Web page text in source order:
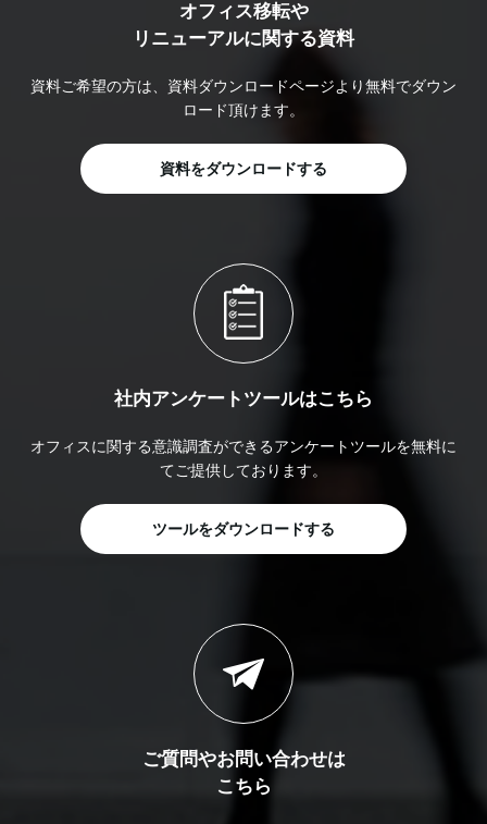
オフィス移転や
リニューアルに関する資料
資料ご希望の方は、資料ダウンロードページより無料でダウン
ロード頂けます。
資料をダウンロードする
社内アンケートツールはこちら
オフィスに関する意識調査ができるアンケートツールを無料に
てご提供しております。
ツールをダウンロードする
ご質問やお問い合わせは
こちら